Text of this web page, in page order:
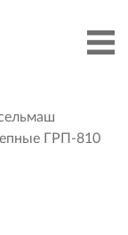
ГРП-810